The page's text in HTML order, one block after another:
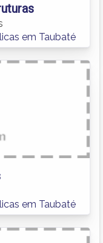
em Taubaté
em Taubaté